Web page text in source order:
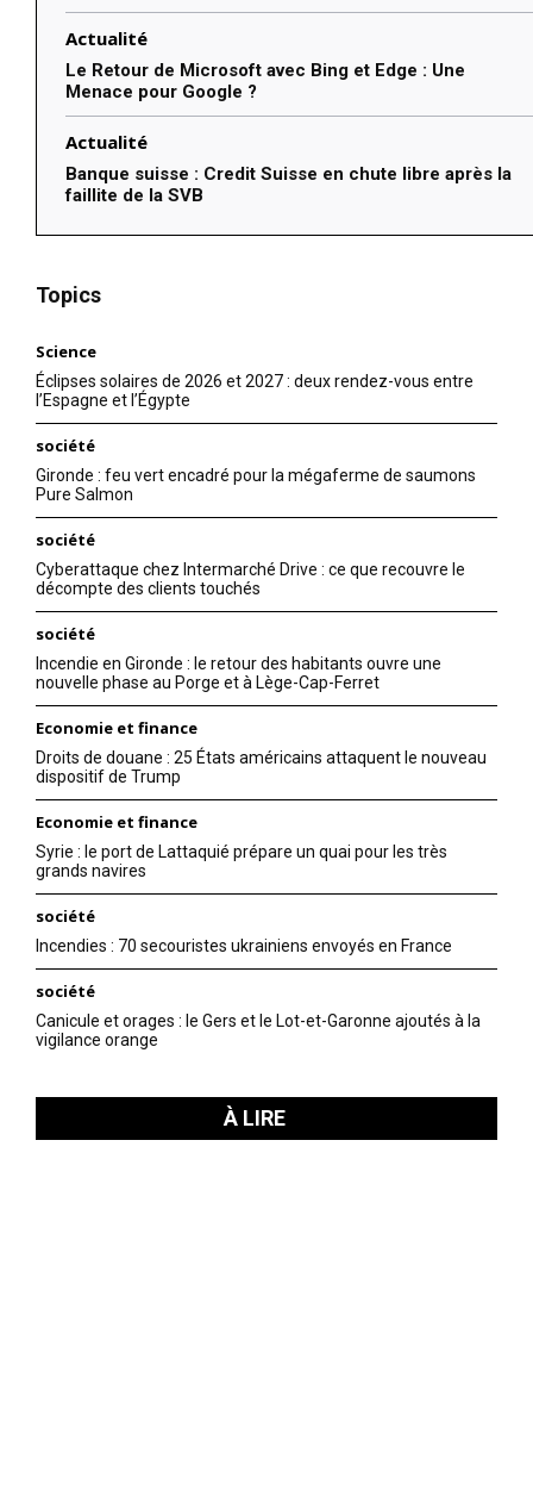
Actualité
Le Retour de Microsoft avec Bing et Edge : Une
Menace pour Google ?
Actualité
Banque suisse : Credit Suisse en chute libre après la
faillite de la SVB
Topics
Science
Éclipses solaires de 2026 et 2027 : deux rendez-vous entre
l’Espagne et l’Égypte
société
Gironde : feu vert encadré pour la mégaferme de saumons
Pure Salmon
société
Cyberattaque chez Intermarché Drive : ce que recouvre le
décompte des clients touchés
société
Incendie en Gironde : le retour des habitants ouvre une
nouvelle phase au Porge et à Lège-Cap-Ferret
Economie et finance
Droits de douane : 25 États américains attaquent le nouveau
dispositif de Trump
Economie et finance
Syrie : le port de Lattaquié prépare un quai pour les très
grands navires
société
Incendies : 70 secouristes ukrainiens envoyés en France
société
Canicule et orages : le Gers et le Lot-et-Garonne ajoutés à la
vigilance orange
À LIRE